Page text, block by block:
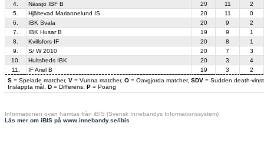
S = Spelade matcher, V = Vunna matcher, O = Oavgjorda matcher, SDV = Sudden death-
Insläppta mål, D = Differens, P = Poäng
4.
Nässjö IBF B 20 11
2
5.
Hjältevad Mariannelund IS 20 11
0
6.
IBK Svala 20 9
2
7.
IBK Husar B 19 9
1
8.
Kvillsfors IF 20 8
1
9.
S/ W 2010 20 7
3
10.
Hultsfreds IBK 20 3
4
11.
IF Ariel B 19 3 2
Informationen ovan hämtas från iBIS (Svensk Innebandys Informationssystem)
Läs mer om iBIS på www.innebandy.se/ibis